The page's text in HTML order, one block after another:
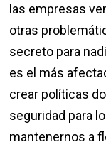
las empresas
otras
secreto para
es el más
crear políticas
seguridad para
mantenernos a